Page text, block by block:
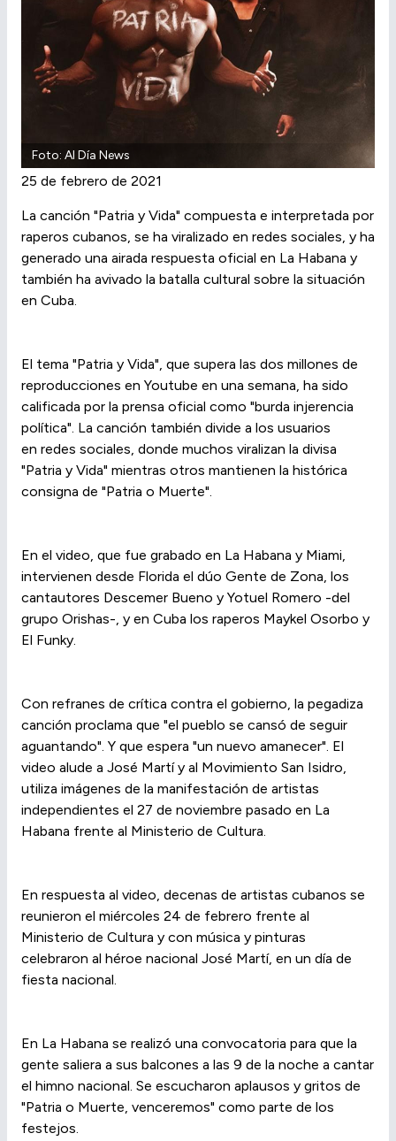
Foto: Al Día News
25 de febrero de 2021
La canción "Patria y Vida" compuesta e interpretada por
raperos cubanos, se ha viralizado en redes sociales, y ha
generado una airada respuesta oficial en La Habana y
también ha avivado la batalla cultural sobre la situación
en Cuba.
El tema "Patria y Vida", que supera las dos millones de
reproducciones en Youtube en una semana, ha sido
calificada por la prensa oficial como "burda injerencia
política". La canción también divide a los usuarios
en redes sociales, donde muchos viralizan la divisa
"Patria y Vida" mientras otros mantienen la histórica
consigna de "Patria o Muerte".
En el video, que fue grabado en La Habana y Miami,
intervienen desde Florida el dúo Gente de Zona, los
cantautores Descemer Bueno y Yotuel Romero -del
grupo Orishas-, y en Cuba los raperos Maykel Osorbo y
El Funky.
Con refranes de crítica contra el gobierno, la pegadiza
canción proclama que "el pueblo se cansó de seguir
aguantando". Y que espera "un nuevo amanecer". El
video alude a José Martí y al Movimiento San Isidro,
utiliza imágenes de la manifestación de artistas
independientes el 27 de noviembre pasado en La
Habana frente al Ministerio de Cultura.
En respuesta al video, decenas de artistas cubanos se
reunieron el miércoles 24 de febrero frente al
Ministerio de Cultura y con música y pinturas
celebraron al héroe nacional José Martí, en un día de
fiesta nacional.
En La Habana se realizó una convocatoria para que la
gente saliera a sus balcones a las 9 de la noche a cantar
el himno nacional. Se escucharon aplausos y gritos de
"Patria o Muerte, venceremos" como parte de los
festejos.